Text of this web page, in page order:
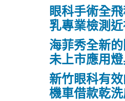
眼科手術全
乳專業檢測
海菲秀全新
未上市應用
新竹眼科有
機車借款乾